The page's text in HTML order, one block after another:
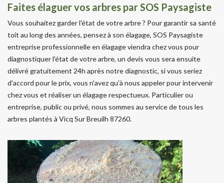
Faites élaguer vos arbres par SOS Paysagiste
Vous souhaitez garder l'état de votre arbre ? Pour garantir sa santé
toit au long des années, pensez à son élagage, SOS Paysagiste
entreprise professionnelle en élagage viendra chez vous pour
diagnostiquer l'état de votre arbre, un devis vous sera ensuite
délivré gratuitement 24h après notre diagnostic, si vous seriez
d'accord pour le prix, vous n'avez qu'à nous appeler pour intervenir
chez vous et réaliser un élagage respectueux. Particulier ou
entreprise, public ou privé, nous sommes au service de tous les
arbres plantés à Vicq Sur Breuilh 87260.